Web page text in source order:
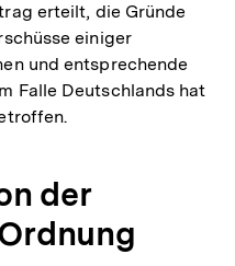
erteilt, die Gründe
einiger
und entsprechende
Falle Deutschlands hat
der